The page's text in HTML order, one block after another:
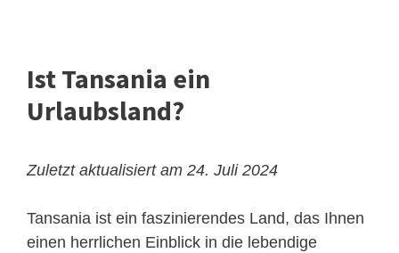
Ist Tansania ein
Urlaubsland?
Zuletzt aktualisiert am 24. Juli 2024
Tansania ist ein faszinierendes Land, das Ihnen
einen herrlichen Einblick in die lebendige